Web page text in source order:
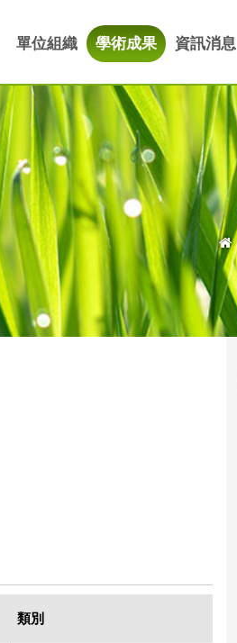
單位組織 學術成果 資訊消息
類別